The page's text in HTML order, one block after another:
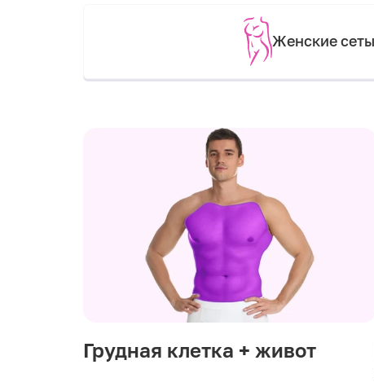
Женские сеты
Грудная клетка + живот